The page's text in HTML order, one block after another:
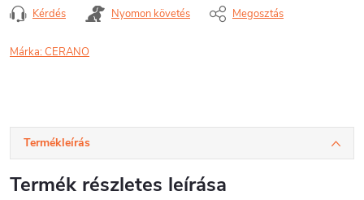
Kérdés Nyomon követés Megosztás
Márka:CERANO
Termékleírás
Termék részletes leírása